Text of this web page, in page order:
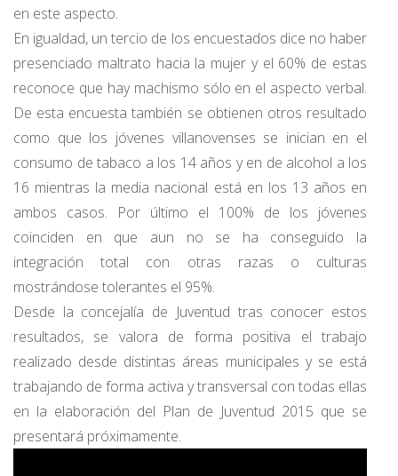
en este aspecto.
En igualdad, un tercio de los encuestados dice no haber
presenciado maltrato hacia la mujer y el 60% de estas
reconoce que hay machismo sólo en el aspecto verbal.
De esta encuesta también se obtienen otros resultado
como que los jóvenes villanovenses se inician en el
consumo de tabaco a los 14 años y en de alcohol a los
16 mientras la media nacional está en los 13 años en
ambos casos. Por último el 100% de los jóvenes
coinciden en que aun no se ha conseguido la
integración total con otras razas o culturas
mostrándose tolerantes el 95%.
Desde la concejalía de Juventud tras conocer estos
resultados, se valora de forma positiva el trabajo
realizado desde distintas áreas municipales y se está
trabajando de forma activa y transversal con todas ellas
en la elaboración del Plan de Juventud 2015 que se
presentará próximamente.